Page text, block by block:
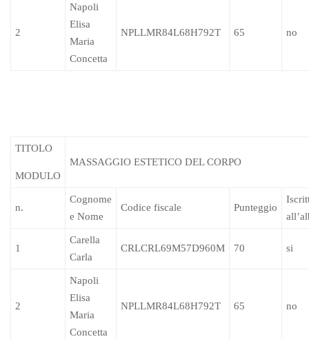
2
Napoli
Elisa
Maria
Concetta
NPLLMR84L68H792T 65 no
TITOLO
MODULO
MASSAGGIO ESTETICO DEL CORPO
n.
Cognome
e Nome
Codice fiscale Punteggio
1
Carella
Carla
CRLCRL69M57D960M 70 si
2
Napoli
Elisa
Maria
Concetta
NPLLMR84L68H792T 65 no